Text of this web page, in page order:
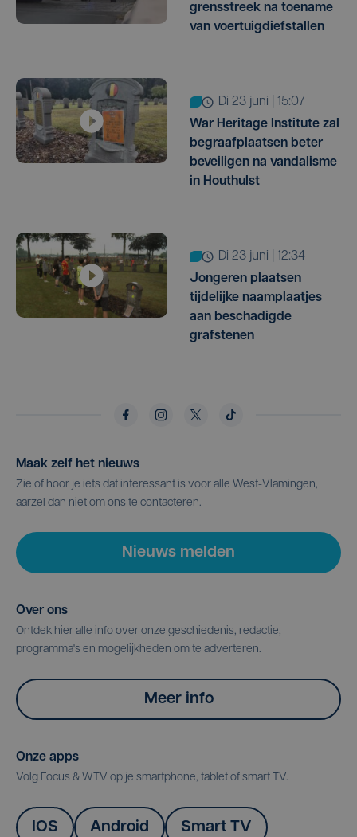
grensstreek na toename
van voertuigdiefstallen
di 23 juni | 15:07
War Heritage Institute zal
begraafplaatsen beter
beveiligen na vandalisme
in Houthulst
di 23 juni | 12:34
Jongeren plaatsen
tijdelijke naamplaatjes
aan beschadigde
grafstenen
Maak zelf het nieuws
Zie of hoor je iets dat interessant is voor alle West-Vlamingen,
aarzel dan niet om ons te contacteren.
Nieuws melden
Over ons
Ontdek hier alle info over onze geschiedenis, redactie,
programma's en mogelijkheden om te adverteren.
Meer info
Onze apps
Volg Focus & WTV op je smartphone, tablet of smart TV.
IOS Android Smart TV